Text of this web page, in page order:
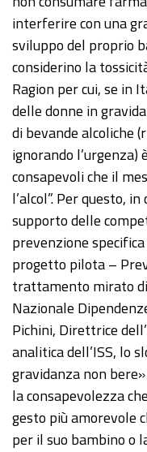
interferire con una
sviluppo del proprio
considerino la
Ragion per cui, se in
delle donne in
di bevande alcoliche
ignorando l’urgenza)
consapevoli che il
l’alcol”. Per questo,
supporto delle
prevenzione
progetto pilota –
trattamento mirato di
Nazionale
Pichini, Direttrice
analitica dell’ISS, lo
gravidanza non
la consapevolezza
gesto più amorevole
per il suo bambino o